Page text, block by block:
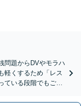
問題からDVやモラハ
軽くするため「レス
ている段階でもご相